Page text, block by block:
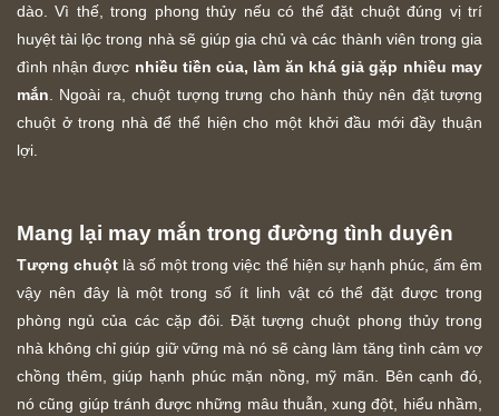
dào. Vì thế, trong phong thủy nếu có thể đặt chuột đúng vị trí
huyệt tài lộc trong nhà sẽ giúp gia chủ và các thành viên trong gia
đình nhận được nhiều tiền của, làm ăn khá giả gặp nhiều may
mắn . Ngoài ra, chuột tượng trưng cho hành thủy nên đặt tượng
chuột ở trong nhà để thể hiện cho một khởi đầu mới đầy thuận
lợi.
Mang lại may mắn trong đường tình duyên
Tượng chuột là số một trong việc thể hiện sự hạnh phúc, ấm êm
vậy nên đây là một trong số ít linh vật có thể đặt được trong
phòng ngủ của các cặp đôi. Đặt tượng chuột phong thủy trong
nhà không chỉ giúp giữ vững mà nó sẽ càng làm tăng tình cảm vợ
chồng thêm, giúp hạnh phúc mặn nồng, mỹ mãn. Bên cạnh đó,
nó cũng giúp tránh được những mâu thuẫn, xung đột, hiểu nhầm,